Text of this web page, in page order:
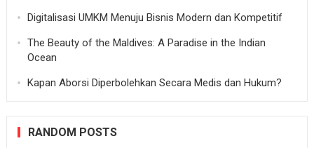
Digitalisasi UMKM Menuju Bisnis Modern dan Kompetitif
The Beauty of the Maldives: A Paradise in the Indian
Ocean
Kapan Aborsi Diperbolehkan Secara Medis dan Hukum?
RANDOM POSTS